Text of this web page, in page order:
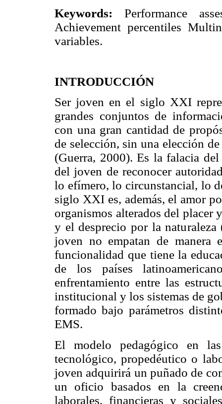
Keywords: Performance
Achievement percentiles
variables.
INTRODUCCIÓN
Ser joven en el siglo XXI
grandes conjuntos de
con una gran cantidad de
de selección, sin una elección
(Guerra, 2000). Es la falacia
del joven de reconocer
lo efímero, lo circunstancial, lo
siglo XXI es, además, el amor
organismos alterados del placer
y el desprecio por la naturaleza
joven no empatan de
funcionalidad que tiene la
de los países
enfrentamiento entre las
institucional y los sistemas de
formado bajo parámetros
EMS.
El modelo pedagógico en
tecnológico, propedéutico o
joven adquirirá un puñado de
un oficio basados en la
laborales, financieras y